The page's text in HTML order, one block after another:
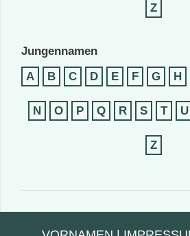
Z
Jungennamen
A
B C D E F G H
N O P Q R S T U
Z